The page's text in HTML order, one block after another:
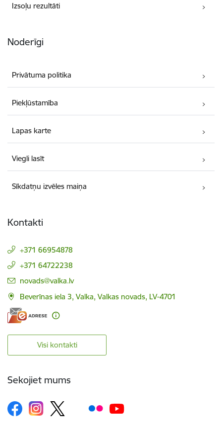
Izsoļu rezultāti
Noderīgi
Privātuma politika
Piekļūstamība
Lapas karte
Viegli lasīt
Sīkdatņu izvēles maiņa
Kontakti
+371 66954878
+371 64722238
E-pasts:
novads@valka.lv
Beverīnas iela 3, Valka, Valkas novads, LV-4701
Visi kontakti
Sekojiet mums